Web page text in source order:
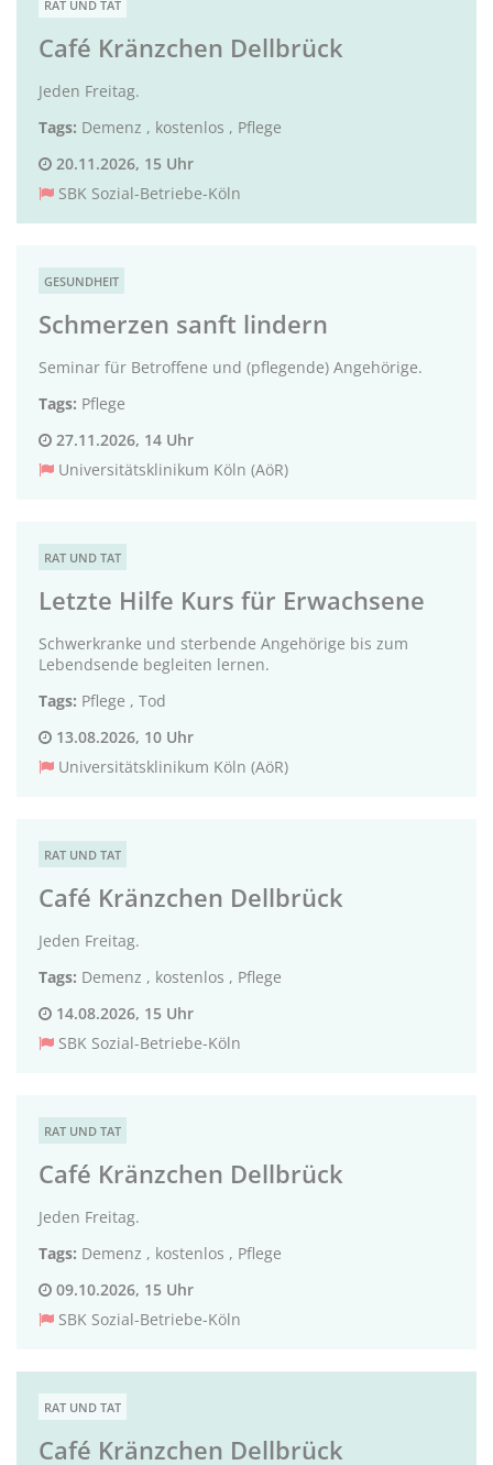
RAT UND TAT
Café Kränzchen Dellbrück
Jeden Freitag.
Tags: Demenz , kostenlos , Pflege
20.11.2026, 15 Uhr
SBK Sozial-Betriebe-Köln
GESUNDHEIT
Schmerzen sanft lindern
Seminar für Betroffene und (pflegende) Angehörige.
Tags: Pflege
27.11.2026, 14 Uhr
Universitätsklinikum Köln (AöR)
RAT UND TAT
Letzte Hilfe Kurs für Erwachsene
Schwerkranke und sterbende Angehörige bis zum
Lebendsende begleiten lernen.
Tags: Pflege , Tod
13.08.2026, 10 Uhr
Universitätsklinikum Köln (AöR)
RAT UND TAT
Café Kränzchen Dellbrück
Jeden Freitag.
Tags: Demenz , kostenlos , Pflege
14.08.2026, 15 Uhr
SBK Sozial-Betriebe-Köln
RAT UND TAT
Café Kränzchen Dellbrück
Jeden Freitag.
Tags: Demenz , kostenlos , Pflege
09.10.2026, 15 Uhr
SBK Sozial-Betriebe-Köln
RAT UND TAT
Café Kränzchen Dellbrück